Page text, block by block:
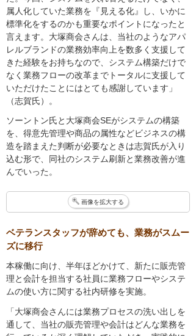
属人化していた業務を『見える化』し、いかに
標準化をするのかも重要なポイントになったと
言えます。大塚商会さんは、当社のようなアパ
レルブランドの業務効率向上を数多く支援して
きた経験をお持ちなので、システム構築だけで
なく業務フローの改革までトータルに支援して
いただけたことにはとても感謝しています」
（志賀氏）。
ソーントン氏と大塚商会SEがシステムの構築
を、得意先管理や商品の属性などビジネスの構
造を踏まえた判断が必要なときは志賀氏が入り
込む形で、同社のシステム刷新と業務改善が進
んでいった。
画像を拡大する
ベテランスタッフが辞めても、業務がスムー
ズに移行
本稼働に向け、半年ほどかけて、新たに販売管
理と会計を担当する社員に業務フローやシステ
ムの使い方に関する社内研修を実施。
「大塚商会さんには業務プロセスの洗い出しを
通して、当社の販売管理や会計はどんな業務を